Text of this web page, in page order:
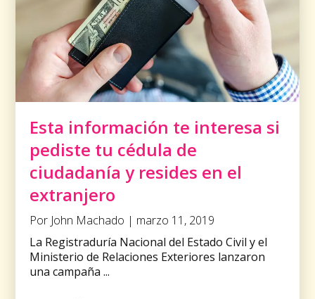
Esta información te interesa si
pediste tu cédula de
ciudadanía y resides en el
extranjero
Por John Machado | marzo 11, 2019
La Registraduría Nacional del Estado Civil y el
Ministerio de Relaciones Exteriores lanzaron
una campaña ...